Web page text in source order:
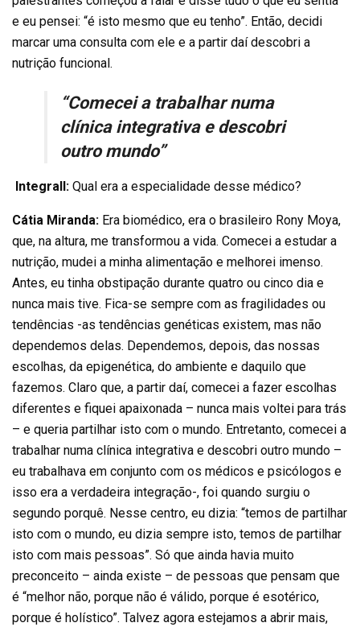
e eu pensei: “é isto mesmo que eu tenho”. Então, decidi
marcar uma consulta com ele e a partir daí descobri a
nutrição funcional.
“Comecei a trabalhar numa
clínica integrativa e descobri
outro mundo”
Integrall: Qual era a especialidade desse médico?
Cátia Miranda: Era biomédico, era o brasileiro Rony Moya,
que, na altura, me transformou a vida. Comecei a estudar a
nutrição, mudei a minha alimentação e melhorei imenso.
Antes, eu tinha obstipação durante quatro ou cinco dia e
nunca mais tive. Fica-se sempre com as fragilidades ou
tendências -as tendências genéticas existem, mas não
dependemos delas. Dependemos, depois, das nossas
escolhas, da epigenética, do ambiente e daquilo que
fazemos. Claro que, a partir daí, comecei a fazer escolhas
diferentes e fiquei apaixonada – nunca mais voltei para trás
– e queria partilhar isto com o mundo. Entretanto, comecei a
trabalhar numa clínica integrativa e descobri outro mundo –
eu trabalhava em conjunto com os médicos e psicólogos e
isso era a verdadeira integração-, foi quando surgiu o
segundo porquê. Nesse centro, eu dizia: “temos de partilhar
isto com o mundo, eu dizia sempre isto, temos de partilhar
isto com mais pessoas”. Só que ainda havia muito
preconceito – ainda existe – de pessoas que pensam que
é “melhor não, porque não é válido, porque é esotérico,
porque é holístico”. Talvez agora estejamos a abrir mais,